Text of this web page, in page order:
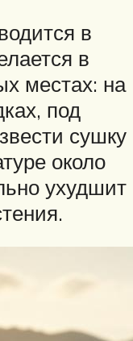
в
в
местах: на
под
сушку
около
ухудшит